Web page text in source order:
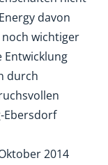
davon
wichtiger
durch
Ebersdorf
2014